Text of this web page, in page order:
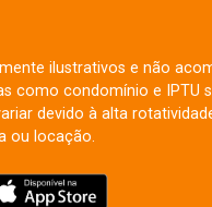
ilustrativos e não
como condomínio e
devido à alta
ou locação.